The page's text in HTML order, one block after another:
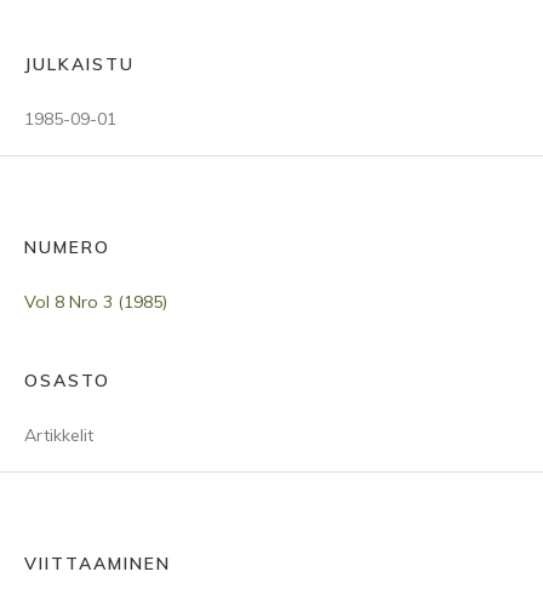
JULKAISTU
1985-09-01
NUMERO
Vol 8 Nro 3 (1985)
OSASTO
Artikkelit
VIITTAAMINEN